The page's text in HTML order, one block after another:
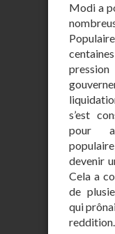
Modi a
s’est
pour
devenir
Cela a
de
qui
reddition.